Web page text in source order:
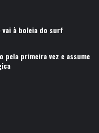
vai à boleia do surf
pela primeira vez e assume